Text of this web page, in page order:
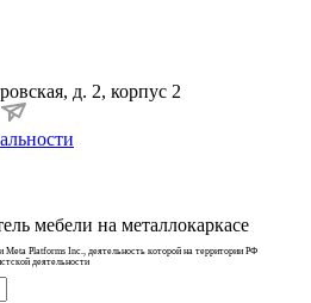
д. 2, корпус 2
мебели на металлокаркасе
Meta Platforms Inc., деятельность которой на территории РФ
деятельности